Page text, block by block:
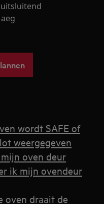
wordt SAFE of
weergegeven
oven deur
ik mijn ovendeur
oven draait de